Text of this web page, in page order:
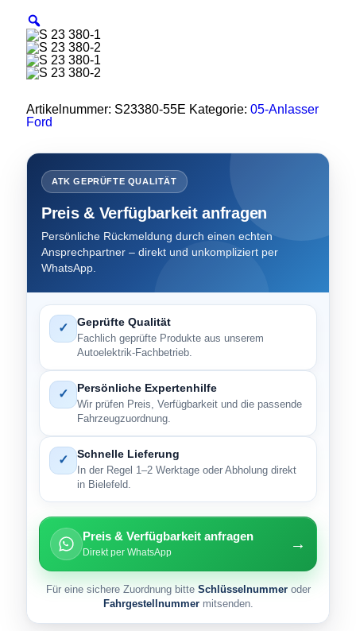
Artikelnummer: S23380-55E Kategorie: 05-Anlasser
Ford
ATK GEPRÜFTE QUALITÄT
Preis & Verfügbarkeit anfragen
Persönliche Rückmeldung durch einen echten
Ansprechpartner – direkt und unkompliziert per
WhatsApp.
✓ Geprüfte Qualität
Fachlich geprüfte Produkte aus unserem
Autoelektrik-Fachbetrieb.
✓ Persönliche Expertenhilfe
Wir prüfen Preis, Verfügbarkeit und die passende
Fahrzeugzuordnung.
✓ Schnelle Lieferung
In der Regel 1–2 Werktage oder Abholung direkt
in Bielefeld.
Preis & Verfügbarkeit anfragen
Direkt per WhatsApp →
Für eine sichere Zuordnung bitte Schlüsselnummeroder
Fahrgestellnummermitsenden.